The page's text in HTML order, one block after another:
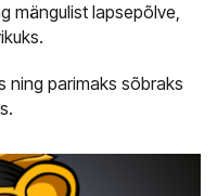
mängulist lapsepõlve,
ning parimaks sõbraks